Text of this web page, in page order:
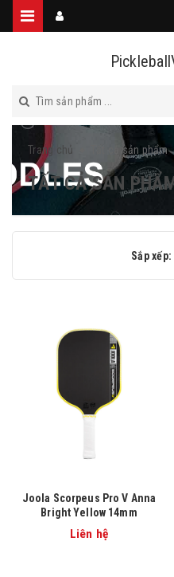
Trang chủ Tất cả sản phẩm
TẤT CẢ SẢN
Sắp xếp:
Joola Scorpeus Pro V Anna
Bright Yellow 14mm
Liên hệ